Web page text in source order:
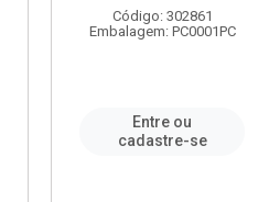
Código: 302861
Embalagem: PC0001PC
Entre ou
cadastre-se